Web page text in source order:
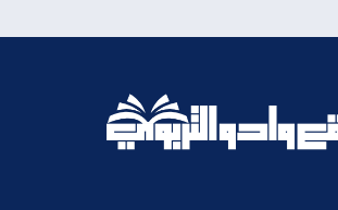
موقع وادو التربوي